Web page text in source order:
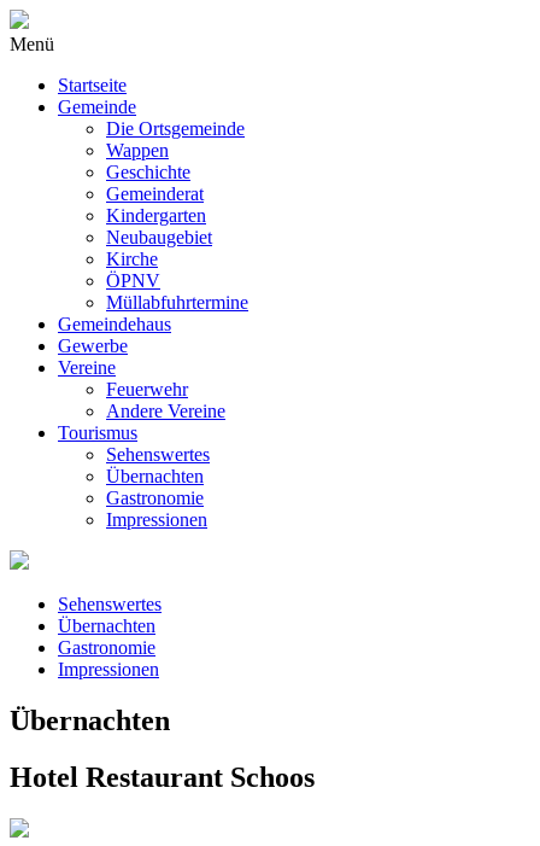
Menü
Startseite
Gemeinde
Die Ortsgemeinde
Wappen
Geschichte
Gemeinderat
Kindergarten
Neubaugebiet
Kirche
ÖPNV
Müllabfuhrtermine
Gemeindehaus
Gewerbe
Vereine
Feuerwehr
Andere Vereine
Tourismus
Sehenswertes
Übernachten
Gastronomie
Impressionen
Sehenswertes
Übernachten
Gastronomie
Impressionen
Übernachten
Hotel Restaurant Schoos